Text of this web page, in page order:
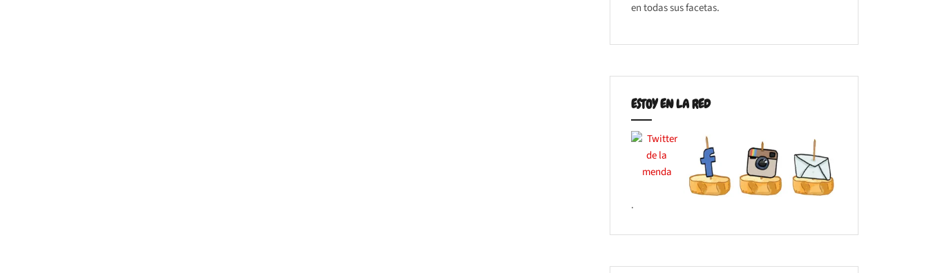
en todas sus facetas.
ESTOY EN LA RED
.